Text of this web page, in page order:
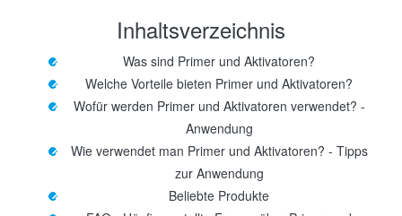
Inhaltsverzeichnis
Was sind Primer und Aktivatoren?
Welche Vorteile bieten Primer und Aktivatoren?
Wofür werden Primer und Aktivatoren verwendet? -
Anwendung
Wie verwendet man Primer und Aktivatoren? - Tipps
zur Anwendung
Beliebte Produkte